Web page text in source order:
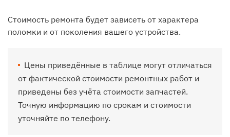
Стоимость ремонта будет зависеть от характера
поломки и от поколения вашего устройства.
Цены приведённые в таблице могут отличаться
от фактической стоимости ремонтных работ и
приведены без учёта стоимости запчастей.
Точную информацию по срокам и стоимости
уточняйте по телефону.